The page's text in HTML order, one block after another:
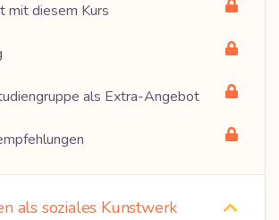
mit diesem Kurs
als Extra-Angebot
als soziales Kunstwerk